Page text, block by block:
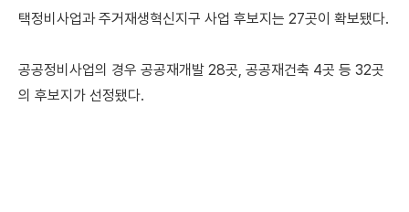
택정비사업과 주거재생혁신지구 사업 후보지는 27곳이 확보됐다.
공공정비사업의 경우 공공재개발 28곳, 공공재건축 4곳 등 32곳
의 후보지가 선정됐다.